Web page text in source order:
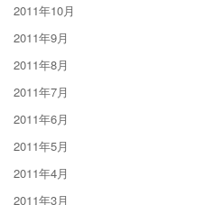
2011年10月
2011年9月
2011年8月
2011年7月
2011年6月
2011年5月
2011年4月
2011年3月